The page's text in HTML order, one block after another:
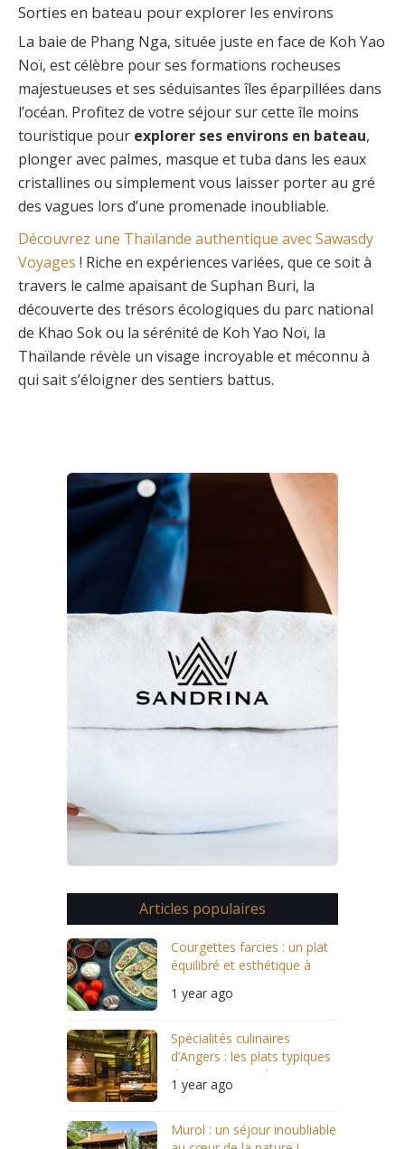
Sorties en bateau pour explorer les environs
La baie de Phang Nga, située juste en face de Koh Yao
Noï, est célèbre pour ses formations rocheuses
majestueuses et ses séduisantes îles éparpillées dans
l’océan. Profitez de votre séjour sur cette île moins
touristique pour explorer ses environs en bateau,
plonger avec palmes, masque et tuba dans les eaux
cristallines ou simplement vous laisser porter au gré
des vagues lors d’une promenade inoubliable.
Découvrez une Thaïlande authentique avec Sawasdy
Voyages ! Riche en expériences variées, que ce soit à
travers le calme apaisant de Suphan Buri, la
découverte des trésors écologiques du parc national
de Khao Sok ou la sérénité de Koh Yao Noï, la
Thaïlande révèle un visage incroyable et méconnu à
qui sait s’éloigner des sentiers battus.
Articles populaires
Courgettes farcies : un plat
équilibré et esthétique à
1 year ago
Spécialités culinaires
d’Angers : les plats typiques
des restaurants locaux
1 year ago
Murol : un séjour inoubliable